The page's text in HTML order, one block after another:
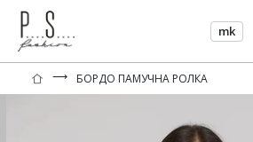
mk
⟶ БОРДО ПАМУЧНА РОЛКА